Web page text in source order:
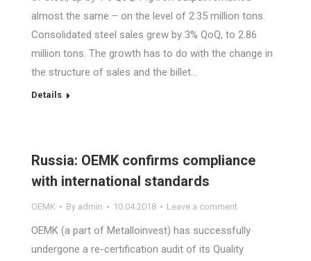
almost the same – on the level of 2.35 million tons.
Consolidated steel sales grew by 3% QoQ, to 2.86
million tons. The growth has to do with the change in
the structure of sales and the billet…
Details
Russia: OEMK confirms compliance
with international standards
OEMK By admin 10.04.2018 Leave a comment
OEMK (a part of Metalloinvest) has successfully
undergone a re-certification audit of its Quality